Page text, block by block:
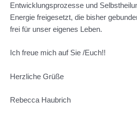
Entwicklungsprozesse und
Energie freigesetzt, die bisher
frei für unser eigenes Leben.
Ich freue mich auf Sie /Euch!!
Herzliche Grüße
Rebecca Haubrich